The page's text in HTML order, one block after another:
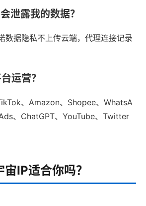
泄露我的数据？
数据隐私不上传云端，代理连接记录
运营？
、Amazon、Shopee、WhatsA
、ChatGPT、YouTube、Twitter
IP适合你吗？